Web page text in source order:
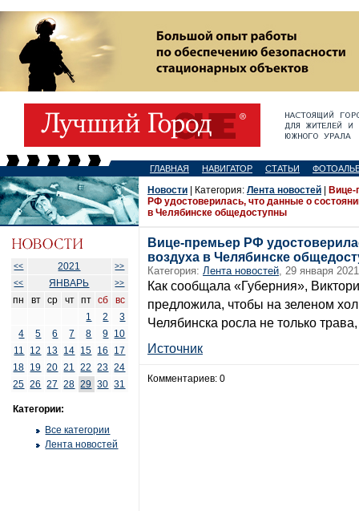
ГЛАВНАЯ НАВИГАТОР СТАТЬИ
<< 2021
>>
<<
ЯНВАРЬ >>
пн вт ср чт пт сб
вс
1
2
3
4
5 6 7 8 9 10
11
12 13 14 15 16
17
18 19 20 21 22 23 24
25 26 27 28 29 30 31
Категории:
Все категории
Лента новостей
Новости | Категория: Лента новостей
Вице-
РФ удостоверилась, что данные о
в Челябинске общедоступны
Вице-премьер РФ
воздуха в Челябинске
Категория: Лента новостей, 29 января
Как сообщала «Губерния»,
предложила, чтобы на зеленом
Челябинска росла не только
Источник
Комментариев: 0